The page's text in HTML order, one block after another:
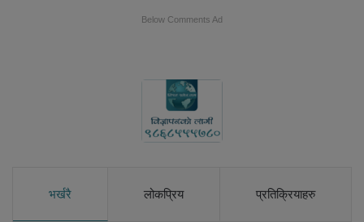
Below Comments Ad
भर्खरै लोकप्रिय प्रतिक्रियाहरु